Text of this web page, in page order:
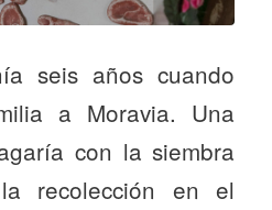
seis años cuando
a Moravia. Una
con la siembra
recolección en el